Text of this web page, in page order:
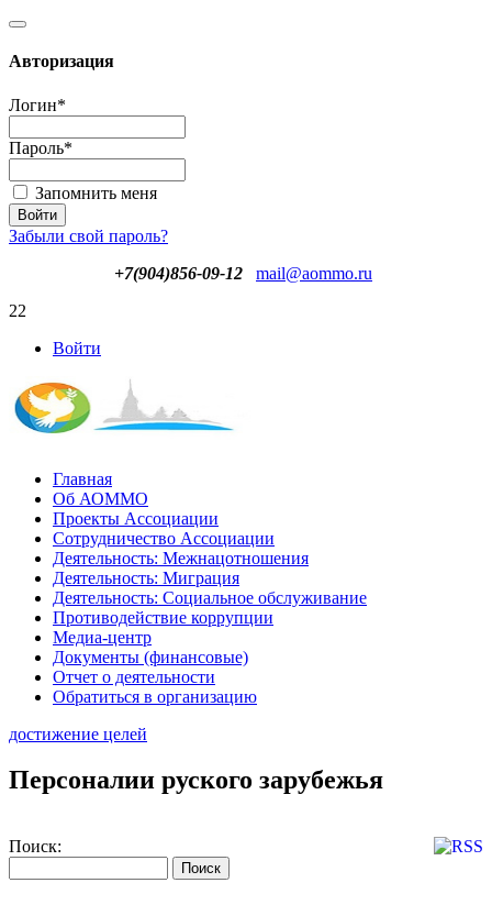
Авторизация
Логин*
Пароль*
Запомнить меня
Забыли свой пароль?
+7(904)856-09-12
mail@aommo.ru
22
Войти
Главная
Об АОММО
Проекты Ассоциации
Сотрудничество Ассоциации
Деятельность: Межнацотношения
Деятельность: Миграция
Деятельность: Социальное обслуживание
Противодействие коррупции
Медиа-центр
Документы (финансовые)
Отчет о деятельности
Обратиться в организацию
достижение целей
Персоналии руского зарубежья
Поиск: